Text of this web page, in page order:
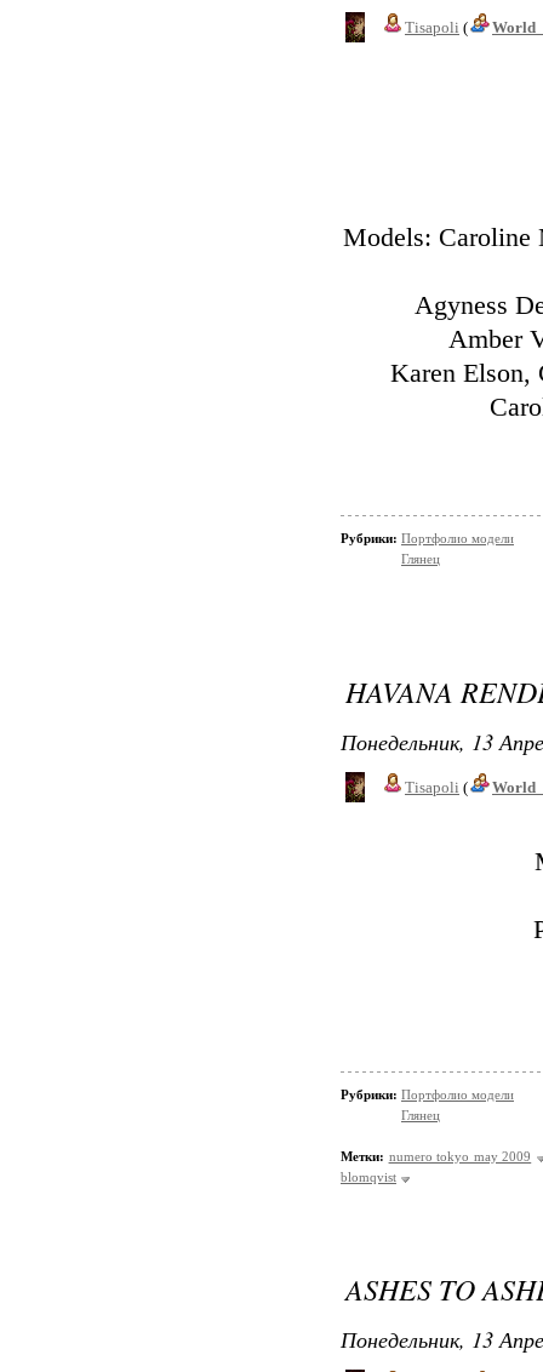
Tisapoli (
Models: Caroline
Agyness
Amber
Karen Elson,
Рубрики: Портфолио модели
Глянец
HAVANA
Понедельник, 13
Tisapoli (
Рубрики: Портфолио модели
Глянец
Метки: numero tokyo may 2009
blomqvist
ASHES TO
Понедельник, 13